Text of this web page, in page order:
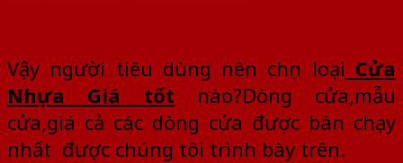
Vậy người tiêu dùng nên chọn loại Cửa
Nhựa Giá tốt nào?Dòng cửa,mẫu
cửa,giá cả các dòng cửa được bán chạy
nhất được chúng tôi trình bày trên.